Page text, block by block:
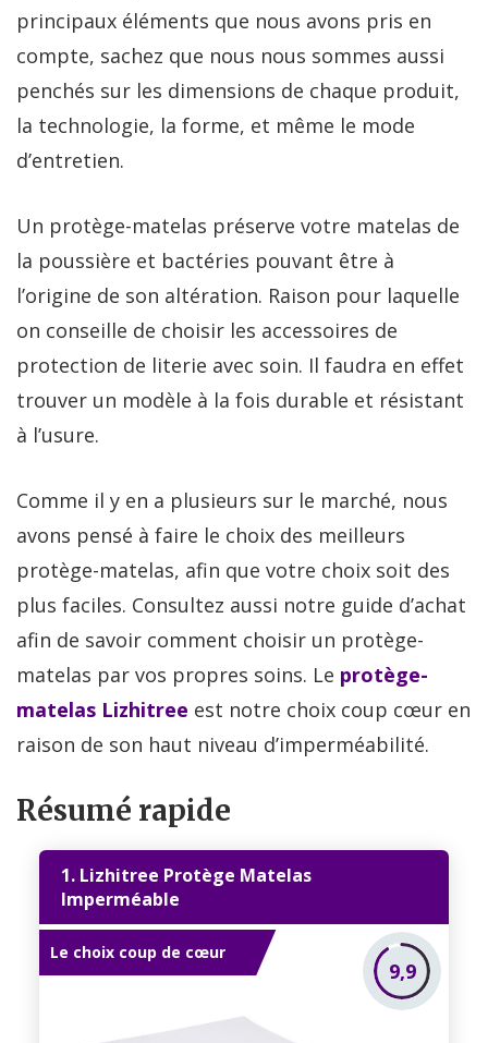
principaux éléments que nous avons pris en
compte, sachez que nous nous sommes aussi
penchés sur les dimensions de chaque produit,
la technologie, la forme, et même le mode
d’entretien.
Un protège-matelas préserve votre matelas de
la poussière et bactéries pouvant être à
l’origine de son altération. Raison pour laquelle
on conseille de choisir les accessoires de
protection de literie avec soin. Il faudra en effet
trouver un modèle à la fois durable et résistant
à l’usure.
Comme il y en a plusieurs sur le marché, nous
avons pensé à faire le choix des meilleurs
protège-matelas, afin que votre choix soit des
plus faciles. Consultez aussi notre guide d’achat
afin de savoir comment choisir un protège-
matelas par vos propres soins. Le protège-
matelas Lizhitree est notre choix coup cœur en
raison de son haut niveau d’imperméabilité.
Résumé rapide
1. Lizhitree Protège Matelas
Imperméable
Le choix coup de cœur
9,9